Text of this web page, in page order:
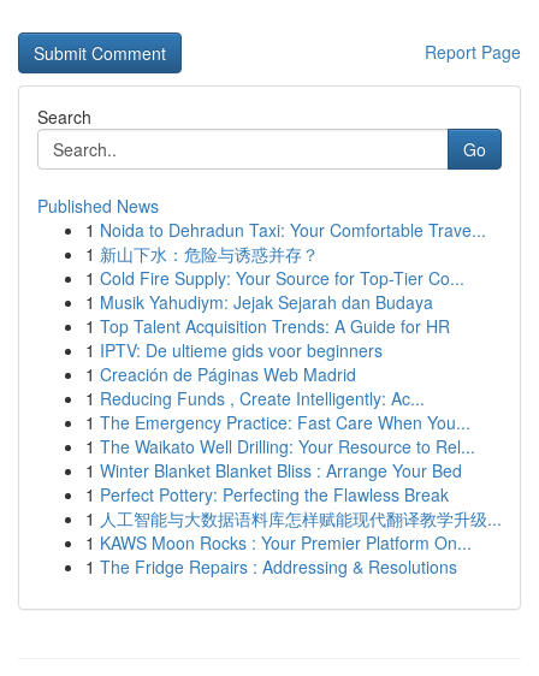
Report Page
Search
Go
Published News
1 Noida to Dehradun Taxi: Your Comfortable Trave...
1 新山下水：危险与诱惑并存？
1 Cold Fire Supply: Your Source for Top-Tier Co...
1 Musik Yahudiym: Jejak Sejarah dan Budaya
1 Top Talent Acquisition Trends: A Guide for HR
1 IPTV: De ultieme gids voor beginners
1 Creación de Páginas Web Madrid
1 Reducing Funds , Create Intelligently: Ac...
1 The Emergency Practice: Fast Care When You...
1 The Waikato Well Drilling: Your Resource to Rel...
1 Winter Blanket Blanket Bliss : Arrange Your Bed
1 Perfect Pottery: Perfecting the Flawless Break
1 人工智能与大数据语料库怎样赋能现代翻译教学升级...
1 KAWS Moon Rocks : Your Premier Platform On...
1 The Fridge Repairs : Addressing & Resolutions